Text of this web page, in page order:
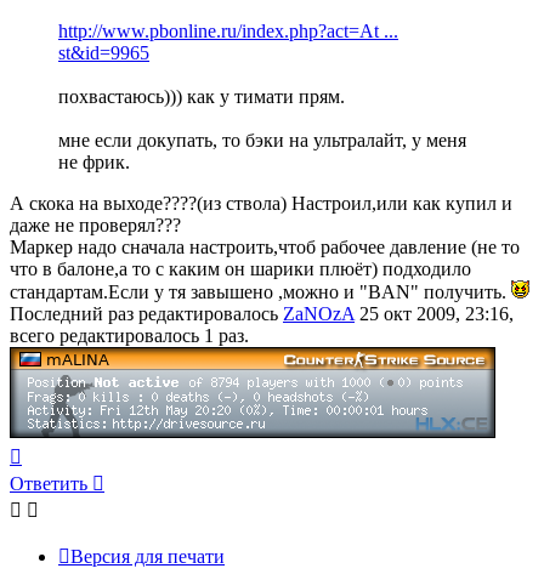
http://www.pbonline.ru/index.php?act=At ...
st&id=9965
похвастаюсь))) как у тимати прям.
мне если докупать, то бэки на ультралайт, у меня
не фрик.
А скока на выходе????(из ствола) Настроил,или как купил и
даже не проверял???
Маркер надо сначала настроить,чтоб рабочее давление (не то
что в балоне,а то с каким он шарики плюёт) подходило
стандартам.Если у тя завышено ,можно и "BAN" получить.
Последний раз редактировалось ZaNOzA 25 окт 2009, 23:16,
всего редактировалось 1 раз.
к
началу
Ответить
Версия для печати